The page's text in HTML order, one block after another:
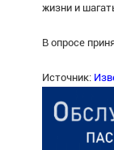
жизни и
В опросе
Источник: